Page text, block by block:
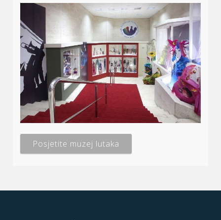
Posjetite muzej lutaka